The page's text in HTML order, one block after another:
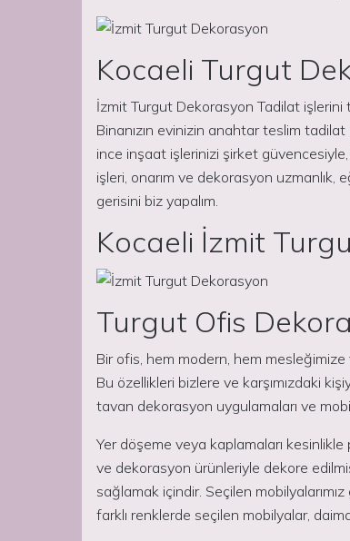
Kocaeli Turgut
İzmit Turgut Dekorasyon Tadilat
Binanızın evinizin anahtar teslim tadilat
ince inşaat işlerinizi şirket
işleri, onarım ve dekorasyon uzmanlık,
gerisini biz yapalım.
Kocaeli İzmit
Turgut Ofis
Bir ofis, hem modern, hem
Bu özellikleri bizlere ve karşımızdaki
tavan dekorasyon uygulamaları ve
Yer döşeme veya kaplamaları kesinlikle
ve dekorasyon ürünleriyle dekore
sağlamak içindir. Seçilen
farklı renklerde seçilen mobilyalar,